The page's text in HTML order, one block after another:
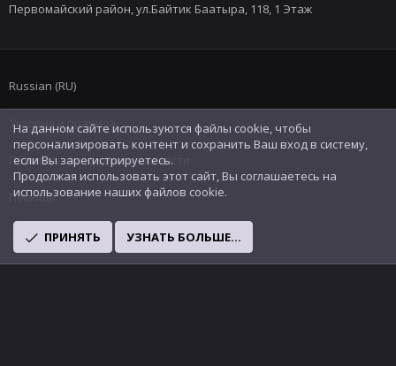
Первомайский район, ул.Байтик Баатыра, 118, 1 Этаж
Russian (RU)
Условия и правила
Политика конфиденциальности
Помощь
R
S
На данном сайте используются файлы cookie, чтобы
персонализировать контент и сохранить Ваш вход в систему,
если Вы зарегистрируетесь.
Продолжая использовать этот сайт, Вы соглашаетесь на
использование наших файлов cookie.
ПРИНЯТЬ УЗНАТЬ БОЛЬШЕ...